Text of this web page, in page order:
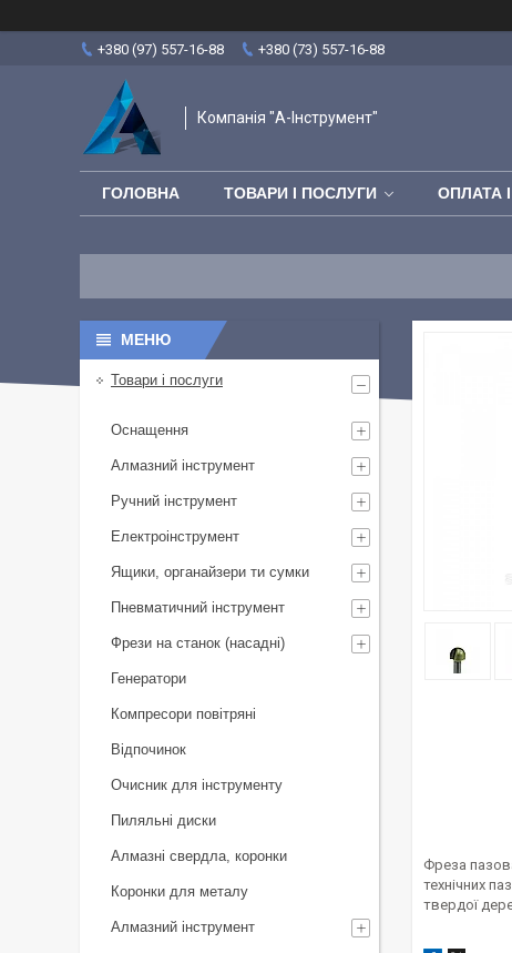
+380 (97) 557-16-88 +380 (73) 557-16-88
Компанія "А-Інструмент"
ГОЛОВНА ТОВАРИ І ПОСЛУГИ ОПЛАТА
Фреза
технічних
твердої
Товари і послуги
Оснащення
Алмазний інструмент
Ручний інструмент
Електроінструмент
Ящики, органайзери ти сумки
Пневматичний інструмент
Фрези на станок (насадні)
Генератори
Компресори повітряні
Відпочинок
Очисник для інструменту
Пиляльні диски
Алмазні свердла, коронки
Коронки для металу
Алмазний інструмент